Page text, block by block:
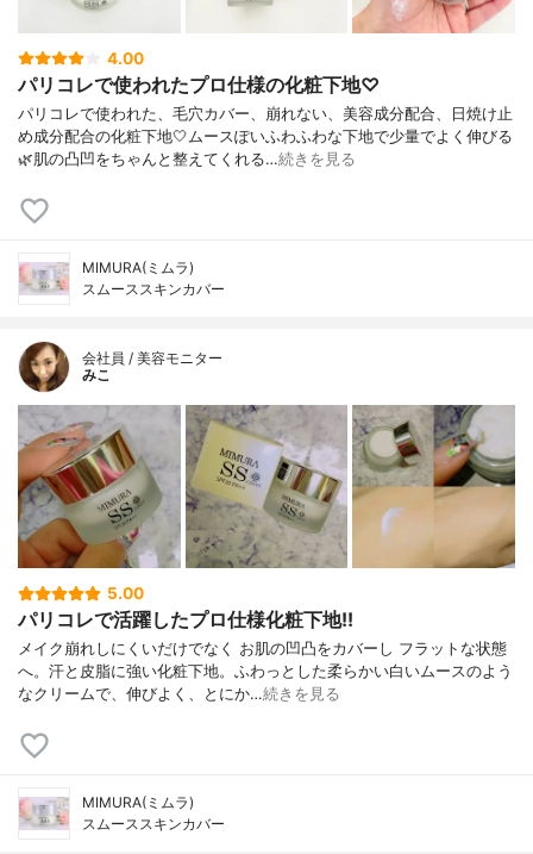
4.00
パリコレで使われたプロ仕様の化粧下地♡
パリコレで使われた、毛穴カバー、崩れない、美容成分配合、日焼け止
め成分配合の化粧下地🤍ムースぽいふわふわな下地で少量でよく伸びる
🌿肌の凸凹をちゃんと整えてくれる…続きを見る
MIMURA(ミムラ)
スムーススキンカバー
会社員 / 美容モニター
みこ
5.00
パリコレで活躍したプロ仕様化粧下地!!
メイク崩れしにくいだけでなく お肌の凹凸をカバーし フラットな状態
へ。汗と皮脂に強い化粧下地。ふわっとした柔らかい白いムースのよう
なクリームで、伸びよく、とにか…続きを見る
MIMURA(ミムラ)
スムーススキンカバー